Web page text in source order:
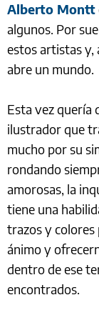
Alberto Montt
algunos. Por
estos artistas y,
abre un mundo.
Esta vez quería
ilustrador que
mucho por su
rondando
amorosas, la
tiene una
trazos y colores
ánimo y
dentro de ese
encontrados.